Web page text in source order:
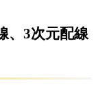
、3次元配線